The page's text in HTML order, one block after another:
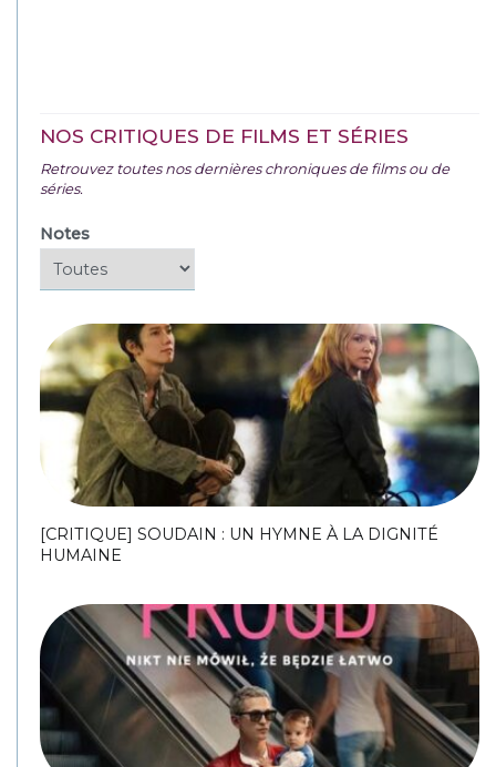
NOS CRITIQUES DE FILMS ET SÉRIES
Retrouvez toutes nos dernières chroniques de films ou de
séries.
Notes
[CRITIQUE] SOUDAIN : UN HYMNE À LA DIGNITÉ
HUMAINE